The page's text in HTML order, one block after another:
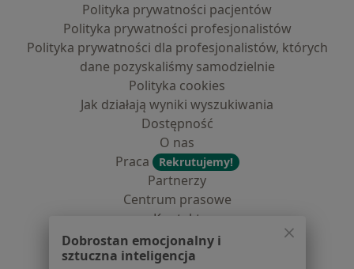
Polityka prywatności pacjentów
Polityka prywatności profesjonalistów
Polityka prywatności dla profesjonalistów, których
dane pozyskaliśmy samodzielnie
Polityka cookies
Jak działają wyniki wyszukiwania
Dostępność
O nas
Praca
Rekrutujemy!
Partnerzy
Centrum prasowe
Kontakt
Dla pacjentów
Dobrostan emocjonalny i
sztuczna inteligencja